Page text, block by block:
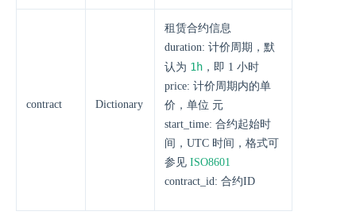
contract Dictionary
租赁合约信息
duration: 计价周期，默
认为 1h ，即 1 小时
price: 计价周期内的单
价，单位 元
start_time: 合约起始时
间，UTC 时间，格式可
参见 ISO8601
contract_id: 合约ID